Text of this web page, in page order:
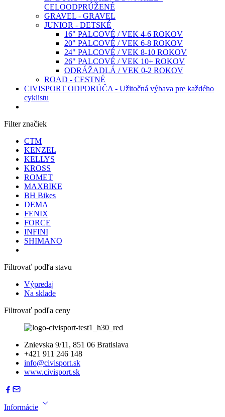
CELOODPRÚŽENÉ
GRAVEL - GRAVEL
JUNIOR - DETSKÉ
16" PALCOVÉ / VEK 4-6 ROKOV
20" PALCOVÉ / VEK 6-8 ROKOV
24" PALCOVÉ / VEK 8-10 ROKOV
26" PALCOVÉ / VEK 10+ ROKOV
ODRÁŽADLÁ / VEK 0-2 ROKOV
ROAD - CESTNÉ
CIVISPORT ODPORÚČA - Užitočná výbava pre každého
cyklistu
Filter značiek
CTM
KENZEL
KELLYS
KROSS
ROMET
MAXBIKE
BH Bikes
DEMA
FENIX
FORCE
INFINI
SHIMANO
Filtrovať podľa stavu
Výpredaj
Na sklade
Filtrovať podľa ceny
Znievska 9/11, 851 06 Bratislava
+421 911 246 148
info@civisport.sk
www.civisport.sk
Informácie